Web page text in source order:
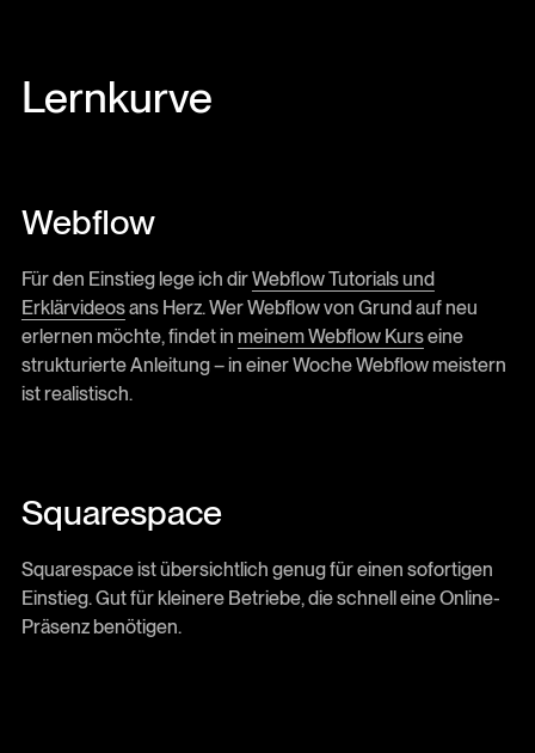
Lernkurve
Webflow
Für den Einstieg lege ich dirWebflow Tutorials und
Erklärvideosans Herz. Wer Webflow von Grund auf neu
erlernen möchte, findet in meinem Webflow Kurseine
strukturierte Anleitung – in einer Woche Webflow meistern
ist realistisch.
Squarespace
Squarespace ist übersichtlich genug für einen sofortigen
Einstieg. Gut für kleinere Betriebe, die schnell eine Online-
Präsenz benötigen.